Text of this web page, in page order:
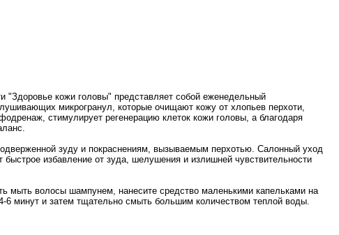
"Здоровье кожи головы" представляет собой еженедельный
микрогранул, которые очищают кожу от хлопьев перхоти,
стимулирует регенерацию клеток кожи головы, а благодаря
зуду и покраснениям, вызываемым перхотью. Салонный уход
избавление от зуда, шелушения и излишней чувствительности
мыть волосы шампунем, нанесите средство маленькими капельками на
минут и затем тщательно смыть большим количеством теплой воды.